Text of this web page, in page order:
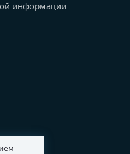
информации